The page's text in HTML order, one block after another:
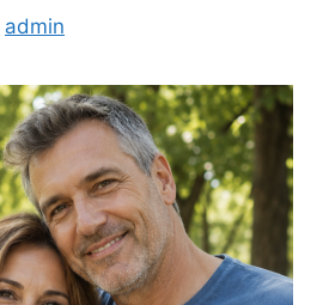
admin